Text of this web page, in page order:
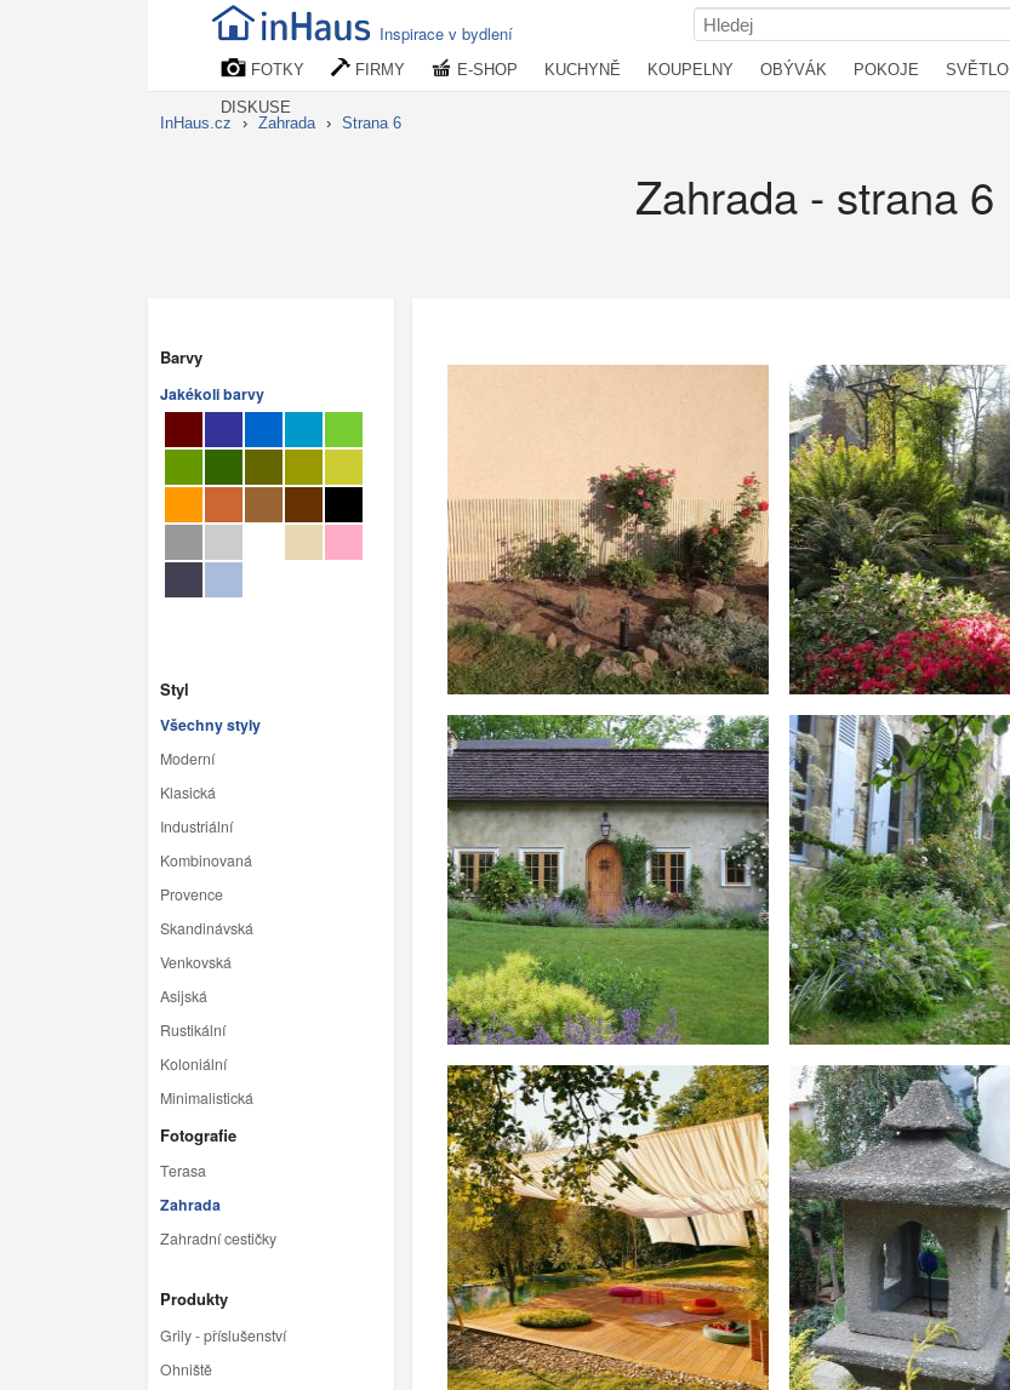
Inspirace v bydlení
FOTKY FIRMY E-SHOP KUCHYNĚ KOUPELNY OBÝVÁK POKOJE SVĚTLO
DISKUSE
InHaus.cz
› Zahrada › Strana 6
Zahrada - strana 6
Barvy
Jakékoli barvy
Styl
Všechny styly
Moderní
Klasická
Industriální
Kombinovaná
Provence
Skandinávská
Venkovská
Asijská
Rustikální
Koloniální
Minimalistická
Fotografie
Terasa
Zahrada
Zahradní cestičky
Produkty
Grily - příslušenství
Ohniště